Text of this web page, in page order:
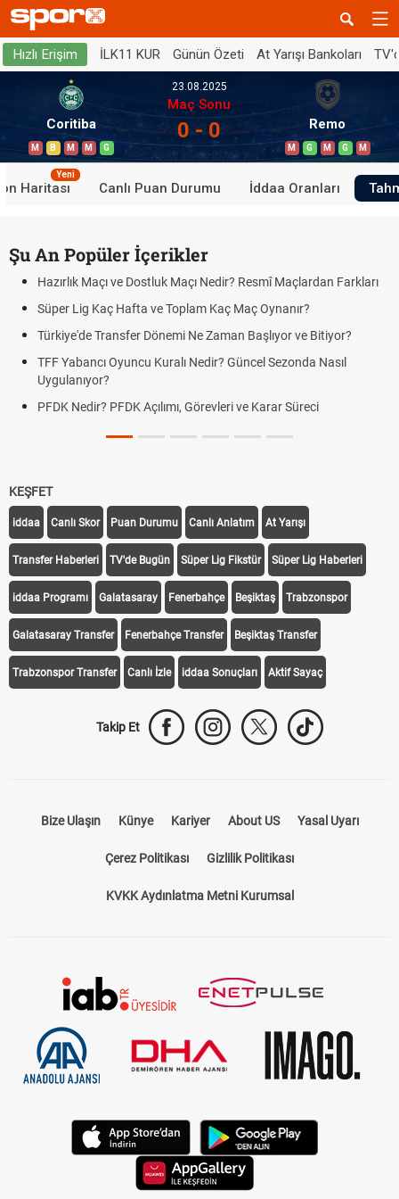
Hızlı Erişim İLK11 KUR Günün Özeti At Yarışı Bankoları
Coritiba
M B M M G
23.08.2025
Maç Sonu
0 - 0 Remo
M G M G M
Haritası
Yeni
Canlı Puan Durumu İddaa Oranları
Şu An Popüler İçerikler
Hazırlık Maçı ve Dostluk Maçı Nedir? Resmî Maçlardan Farkları
Süper Lig Kaç Hafta ve Toplam Kaç Maç Oynanır?
Türkiye'de Transfer Dönemi Ne Zaman Başlıyor ve Bitiyor?
TFF Yabancı Oyuncu Kuralı Nedir? Güncel Sezonda Nasıl
Uygulanıyor?
PFDK Nedir? PFDK Açılımı, Görevleri ve Karar Süreci
KEŞFET
iddaa Canlı Skor Puan Durumu Canlı Anlatım At Yarışı
Transfer Haberleri TV'de Bugün Süper Lig Fikstür Süper Lig Haberleri
iddaa Programı Galatasaray Fenerbahçe Beşiktaş Trabzonspor
Galatasaray Transfer Fenerbahçe Transfer Beşiktaş Transfer
Trabzonspor Transfer Canlı İzle iddaa Sonuçları Aktif Sayaç
Takip Et
Bize Ulaşın Künye Kariyer About US Yasal Uyarı
Çerez Politikası Gizlilik Politikası
KVKK Aydınlatma Metni Kurumsal